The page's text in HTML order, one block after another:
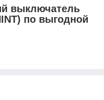
выключатель
по выгодной